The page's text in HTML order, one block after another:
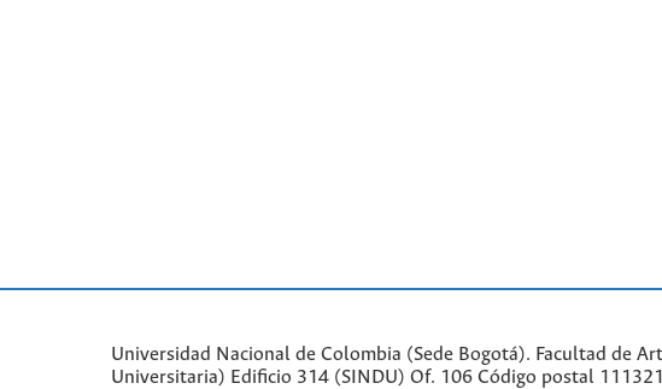
Universidad Nacional de Colombia (Sede Bogotá). Facultad de
Universitaria) Edificio 314 (SINDU) Of. 106 Código postal